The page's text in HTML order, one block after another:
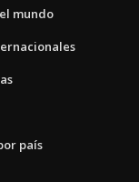
mundo
país